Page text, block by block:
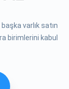
varlık satın
birimlerini kabul